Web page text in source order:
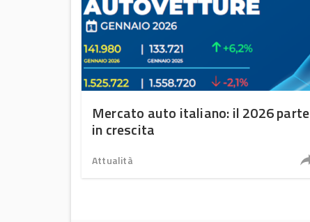
Mercato auto italiano: il 2026 parte
in crescita
Attualità